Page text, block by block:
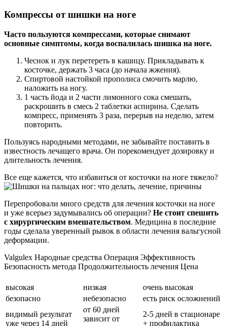
Компрессы от шишки на ноге
Часто пользуются компрессами, которые снимают
основные симптомы, когда воспалилась шишка на ноге.
Чеснок и лук перетереть в кашицу. Прикладывать к
косточке, держать 3 часа (до начала жжения).
Спиртовой настойкой прополиса смочить марлю,
наложить на ногу.
1 часть йода и 2 части лимонного сока смешать,
раскрошить в смесь 2 таблетки аспирина. Сделать
компресс, применять 3 раза, перерыв на неделю, затем
повторить.
Пользуясь народными методами, не забывайте поставить в
известность лечащего врача. Он порекомендует дозировку и
длительность лечения.
Все еще кажется, что избавиться от косточки на ноге тяжело?
Перепробовали много средств для лечения косточки на ноге
и уже всерьез задумывались об операции? Не стоит спешить
с хирургическим вмешательством. Медицина в последние
годы сделала уверенный рывок в области лечения вальгусной
деформации.
Valgulex Народные средства Операция Эффективность
Безопасность метода Продолжительность лечения Цена
высокая низкая
очень высокая
безопасно
небезопасно
есть риск осложнений
видимый результат
уже через 14 дней
от 60 дней
зависит от
2-5 дней в стационаре
+ профилактика